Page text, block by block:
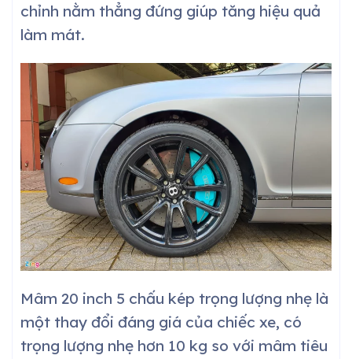
chỉnh nằm thẳng đứng giúp tăng hiệu quả
làm mát.
Mâm 20 inch 5 chấu kép trọng lượng nhẹ là
một thay đổi đáng giá của chiếc xe, có
trọng lượng nhẹ hơn 10 kg so với mâm tiêu